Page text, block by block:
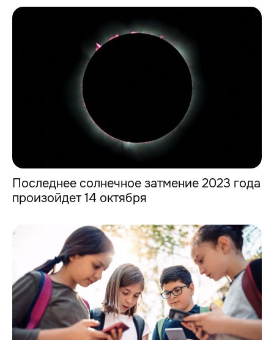
Последнее солнечное затмение 2023 года
произойдет 14 октября